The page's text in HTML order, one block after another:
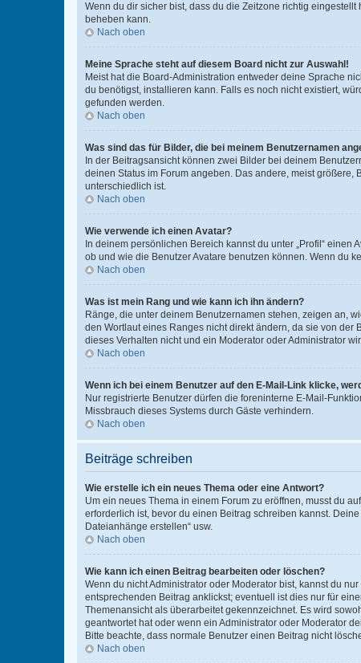
Wenn du dir sicher bist, dass du die Zeitzone richtig
beheben kann.
Nach oben
Meine Sprache steht auf diesem Board nicht zur Auswahl!
Meist hat die Board-Administration entweder deine Sprache
du benötigst, installieren kann. Falls es noch nicht existiert,
gefunden werden.
Nach oben
Was sind das für Bilder, die bei meinem Benutzernamen
In der Beitragsansicht können zwei Bilder bei deinem
deinen Status im Forum angeben. Das andere, meist
unterschiedlich ist.
Nach oben
Wie verwende ich einen Avatar?
In deinem persönlichen Bereich kannst du unter „Profil“
ob und wie die Benutzer Avatare benutzen können. Wenn du
Nach oben
Was ist mein Rang und wie kann ich ihn ändern?
Ränge, die unter deinem Benutzernamen stehen, zeigen an,
den Wortlaut eines Ranges nicht direkt ändern, da sie von
dieses Verhalten nicht und ein Moderator oder Administrator
Nach oben
Wenn ich bei einem Benutzer auf den E-Mail-Link klicke,
Nur registrierte Benutzer dürfen die foreninterne E-Mail-
Missbrauch dieses Systems durch Gäste verhindern.
Nach oben
Beiträge schreiben
Wie erstelle ich ein neues Thema oder eine Antwort?
Um ein neues Thema in einem Forum zu eröffnen, musst du
erforderlich ist, bevor du einen Beitrag schreiben kannst.
Dateianhänge erstellen“ usw.
Nach oben
Wie kann ich einen Beitrag bearbeiten oder löschen?
Wenn du nicht Administrator oder Moderator bist, kannst du
entsprechenden Beitrag anklickst; eventuell ist dies nur für
Themenansicht als überarbeitet gekennzeichnet. Es wird
geantwortet hat oder wenn ein Administrator oder Moderator
Bitte beachte, dass normale Benutzer einen Beitrag nicht
Nach oben